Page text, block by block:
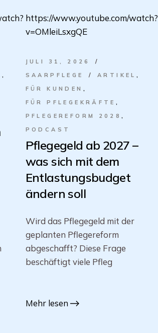
https://www.youtube.com/watch?
v=OMleiLsxgQE
JULI 31, 2026
SAARPFLEGE
ARTIKEL
FÜR KUNDEN
FÜR PFLEGEKRÄFTE
PFLEGEREFORM 2028
PODCAST
Pflegegeld ab 2027 –
was sich mit dem
Entlastungsbudget
ändern soll
Wird das Pflegegeld mit der
geplanten Pflegereform
abgeschafft? Diese Frage
beschäftigt viele Pfleg
Mehr lesen